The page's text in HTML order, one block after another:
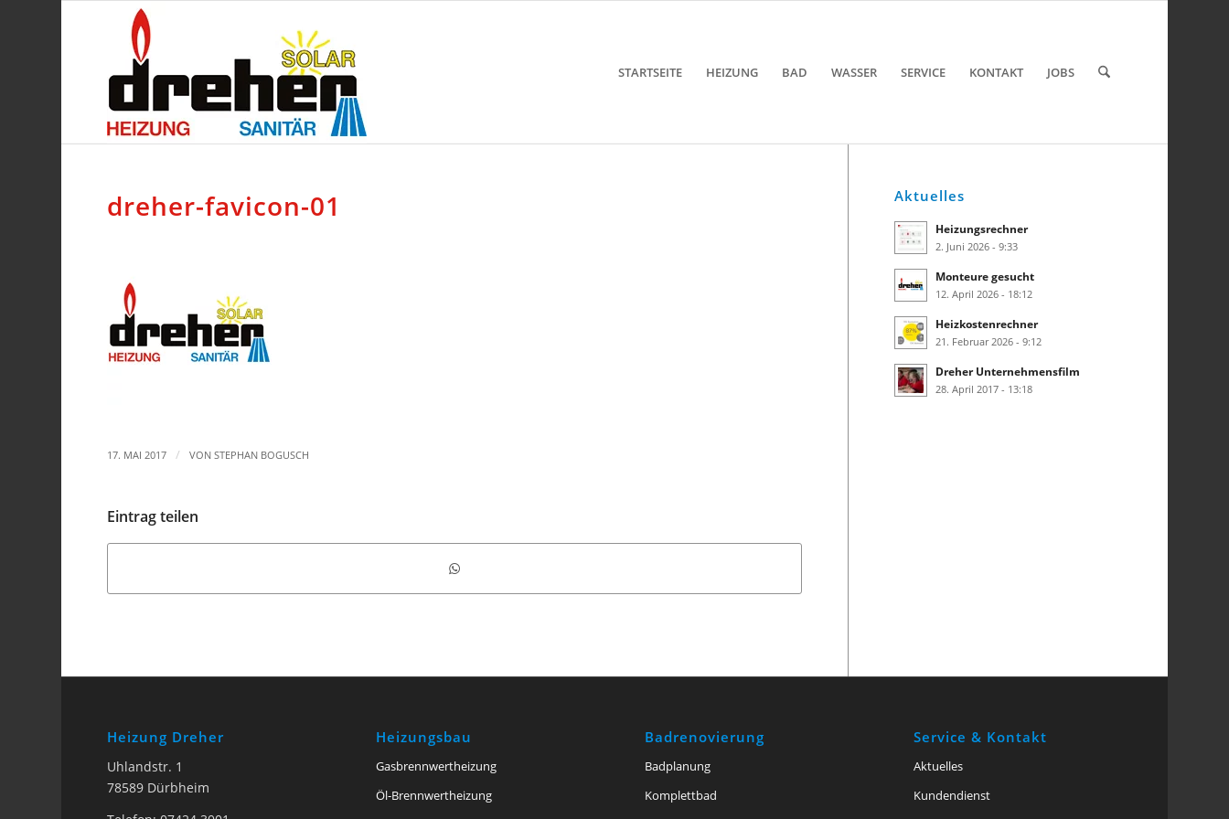
STARTSEITE HEIZUNG BAD WASSER SERVICE KONTAKT JOBS
dreher-favicon-01
17. MAI 2017 / VONSTEPHAN BOGUSCH
Eintrag teilen
Aktuelles
Heizungsrechner
2. Juni 2026 - 9:33
Monteure gesucht
12. April 2026 - 18:12
Heizkostenrechner
21. Februar 2026 - 9:12
Dreher Unternehmensfilm
28. April 2017 - 13:18
Heizung Dreher
Uhlandstr. 1
78589 Dürbheim
Heizungsbau
Gasbrennwertheizung
Öl-Brennwertheizung
Badrenovierung
Badplanung
Komplettbad
Service & Kontakt
Aktuelles
Kundendienst